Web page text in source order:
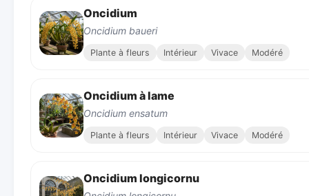
Oncidium
Oncidium baueri
Plante à fleurs Intérieur Vivace Modéré
Oncidium à lame
Oncidium ensatum
Plante à fleurs Intérieur Vivace Modéré
Oncidium longicornu